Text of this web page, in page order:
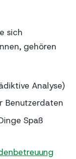
sich
gehören
Analyse)
Benutzerdaten
Spaß